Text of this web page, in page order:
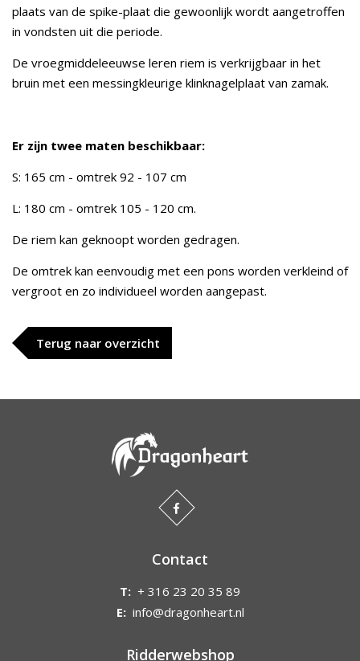
plaats van de spike-plaat die gewoonlijk wordt aangetroffen
in vondsten uit die periode.
De vroegmiddeleeuwse leren riem is verkrijgbaar in het
bruin met een messingkleurige klinknagelplaat van zamak.
Er zijn twee maten beschikbaar:
S: 165 cm - omtrek 92 - 107 cm
L: 180 cm - omtrek 105 - 120 cm.
De riem kan geknoopt worden gedragen.
De omtrek kan eenvoudig met een pons worden verkleind of
vergroot en zo individueel worden aangepast.
Terug naar overzicht
Contact
T: + 316 23 20 35 89
E: info@dragonheart.nl
Ridderwebshop